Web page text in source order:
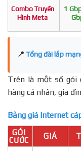
Combo Truyền
Hình Meta
1
📍 Tổng đài lắp
Trên là một số gói
hàng cá nhân, gia
Bảng giá Internet
GÓI
CƯỚC
GIÁ